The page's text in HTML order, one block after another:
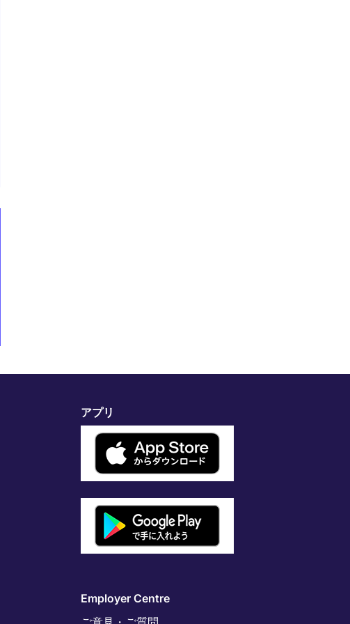
アプリ
Employer Centre